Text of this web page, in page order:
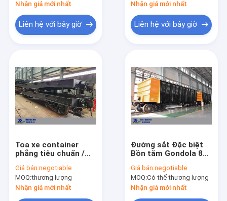
Nhận giá mới nhất
Liên hệ với bây giờ
Nhận giá mới nhất
Liên hệ với bây giờ
Toa xe container
phẳng tiêu chuẩn /
Giá bán:negotiable
MOQ:thương lượng
Nhận giá mới nhất
Đường sắt Đặc biệt
Bồn tắm Gondola 80
/ H Tốc độ thiết kế
Giá bán:negotiable
MOQ:Có thể thương lượng
Nhận giá mới nhất